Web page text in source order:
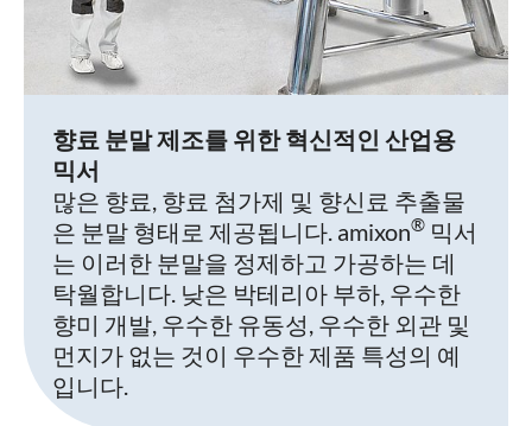
향료 분말 제조를 위한 혁신적인 산업용
믹서
많은 향료, 향료 첨가제 및 향신료 추출물
은 분말 형태로 제공됩니다. amixon® 믹서
는 이러한 분말을 정제하고 가공하는 데
탁월합니다. 낮은 박테리아 부하, 우수한
향미 개발, 우수한 유동성, 우수한 외관 및
먼지가 없는 것이 우수한 제품 특성의 예
입니다.